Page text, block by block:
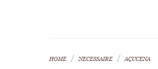
HOME NECESSAIRE AÇUCENA